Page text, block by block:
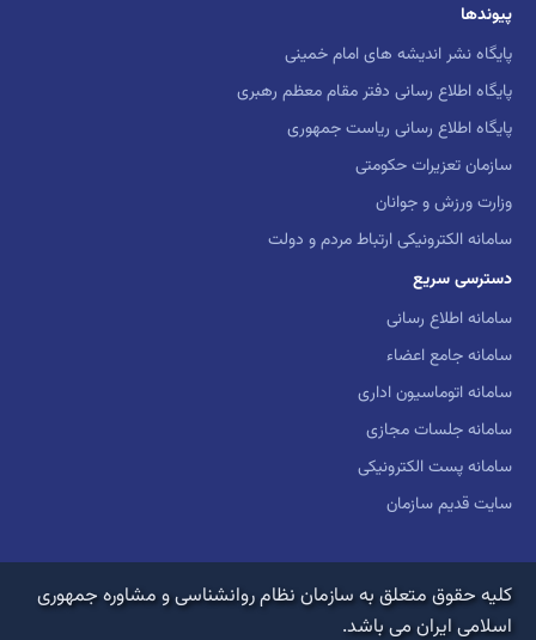
پیوندها
پایگاه نشر اندیشه های امام خمینی
پایگاه اطلاع رسانی دفتر مقام معظم رهبری
پایگاه اطلاع رسانی ریاست جمهوری
سازمان تعزیرات حکومتی
وزارت ورزش و جوانان
سامانه الکترونیکی ارتباط مردم و دولت
دسترسی سریع
سامانه اطلاع رسانی
سامانه جامع اعضاء
سامانه اتوماسیون اداری
سامانه جلسات مجازی
سامانه پست الکترونیکی
سایت قدیم سازمان
کلیه حقوق متعلق به سازمان نظام روانشناسی و مشاوره جمهوری
اسلامی ایران می باشد.